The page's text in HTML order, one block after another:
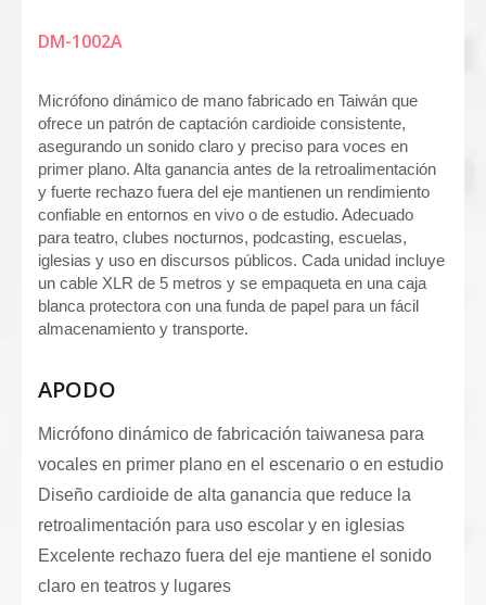
DM-1002A
Micrófono dinámico de mano fabricado en Taiwán que
ofrece un patrón de captación cardioide consistente,
asegurando un sonido claro y preciso para voces en
primer plano. Alta ganancia antes de la retroalimentación
y fuerte rechazo fuera del eje mantienen un rendimiento
confiable en entornos en vivo o de estudio. Adecuado
para teatro, clubes nocturnos, podcasting, escuelas,
iglesias y uso en discursos públicos. Cada unidad incluye
un cable XLR de 5 metros y se empaqueta en una caja
blanca protectora con una funda de papel para un fácil
almacenamiento y transporte.
APODO
Micrófono dinámico de fabricación taiwanesa para
vocales en primer plano en el escenario o en estudio
Diseño cardioide de alta ganancia que reduce la
retroalimentación para uso escolar y en iglesias
Excelente rechazo fuera del eje mantiene el sonido
claro en teatros y lugares